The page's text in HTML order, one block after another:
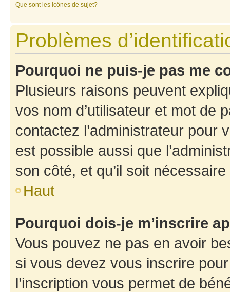
Que sont les icônes de sujet?
Problèmes
Pourquoi ne puis-je pas me
Plusieurs raisons peuvent
vos nom d’utilisateur et mot de
contactez l’administrateur pour
est possible aussi que
son côté, et qu’il soit
Haut
Pourquoi dois-je m’inscrire
Vous pouvez ne pas en avoir
si vous devez vous inscrire
l’inscription vous permet de